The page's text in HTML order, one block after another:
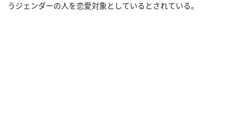
うジェンダーの人を恋愛対象としているとされている。